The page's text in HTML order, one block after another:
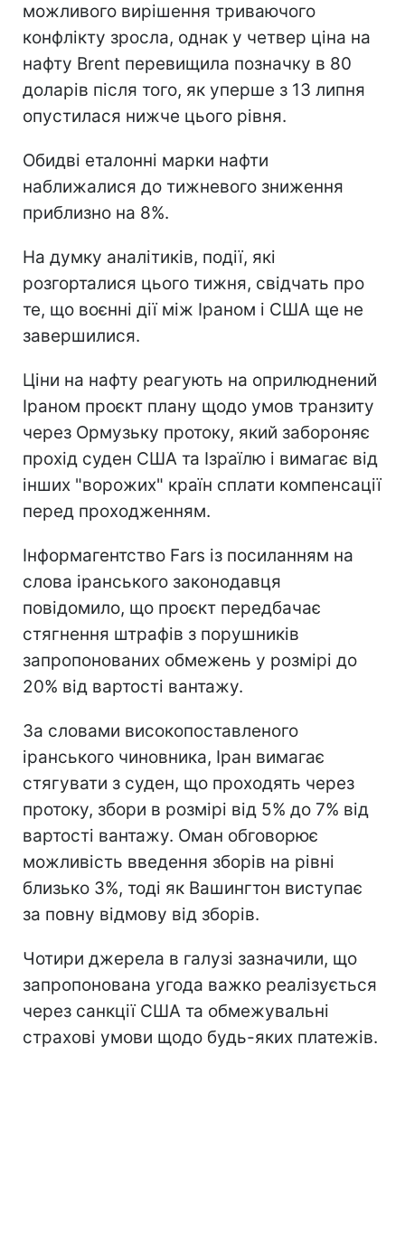
можливого вирішення триваючого
конфлікту зросла, однак у четвер ціна на
нафту Brent перевищила позначку в 80
доларів після того, як уперше з 13 липня
опустилася нижче цього рівня.
Обидві еталонні марки нафти
наближалися до тижневого зниження
приблизно на 8%.
На думку аналітиків, події, які
розгорталися цього тижня, свідчать про
те, що воєнні дії між Іраном і США ще не
завершилися.
Ціни на нафту реагують на оприлюднений
Іраном проєкт плану щодо умов транзиту
через Ормузьку протоку, який забороняє
прохід суден США та Ізраїлю і вимагає від
інших "ворожих" країн сплати компенсації
перед проходженням.
Інформагентство Fars із посиланням на
слова іранського законодавця
повідомило, що проєкт передбачає
стягнення штрафів з порушників
запропонованих обмежень у розмірі до
20% від вартості вантажу.
За словами високопоставленого
іранського чиновника, Іран вимагає
стягувати з суден, що проходять через
протоку, збори в розмірі від 5% до 7% від
вартості вантажу. Оман обговорює
можливість введення зборів на рівні
близько 3%, тоді як Вашингтон виступає
за повну відмову від зборів.
Чотири джерела в галузі зазначили, що
запропонована угода важко реалізується
через санкції США та обмежувальні
страхові умови щодо будь-яких платежів.